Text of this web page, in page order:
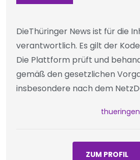
DieThüringer News ist für die
verantwortlich. Es gilt der
Die Plattform prüft und
gemäß den gesetzlichen
insbesondere nach dem
ZUM PROFIL